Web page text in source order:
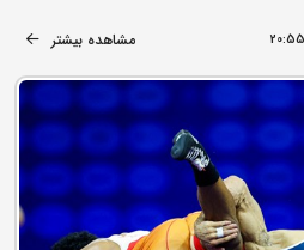
20:55 مشاهده بیشتر